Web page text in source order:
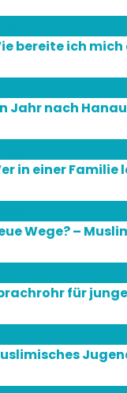
bereite ich
Jahr nach
in einer Familie
Wege? –
für